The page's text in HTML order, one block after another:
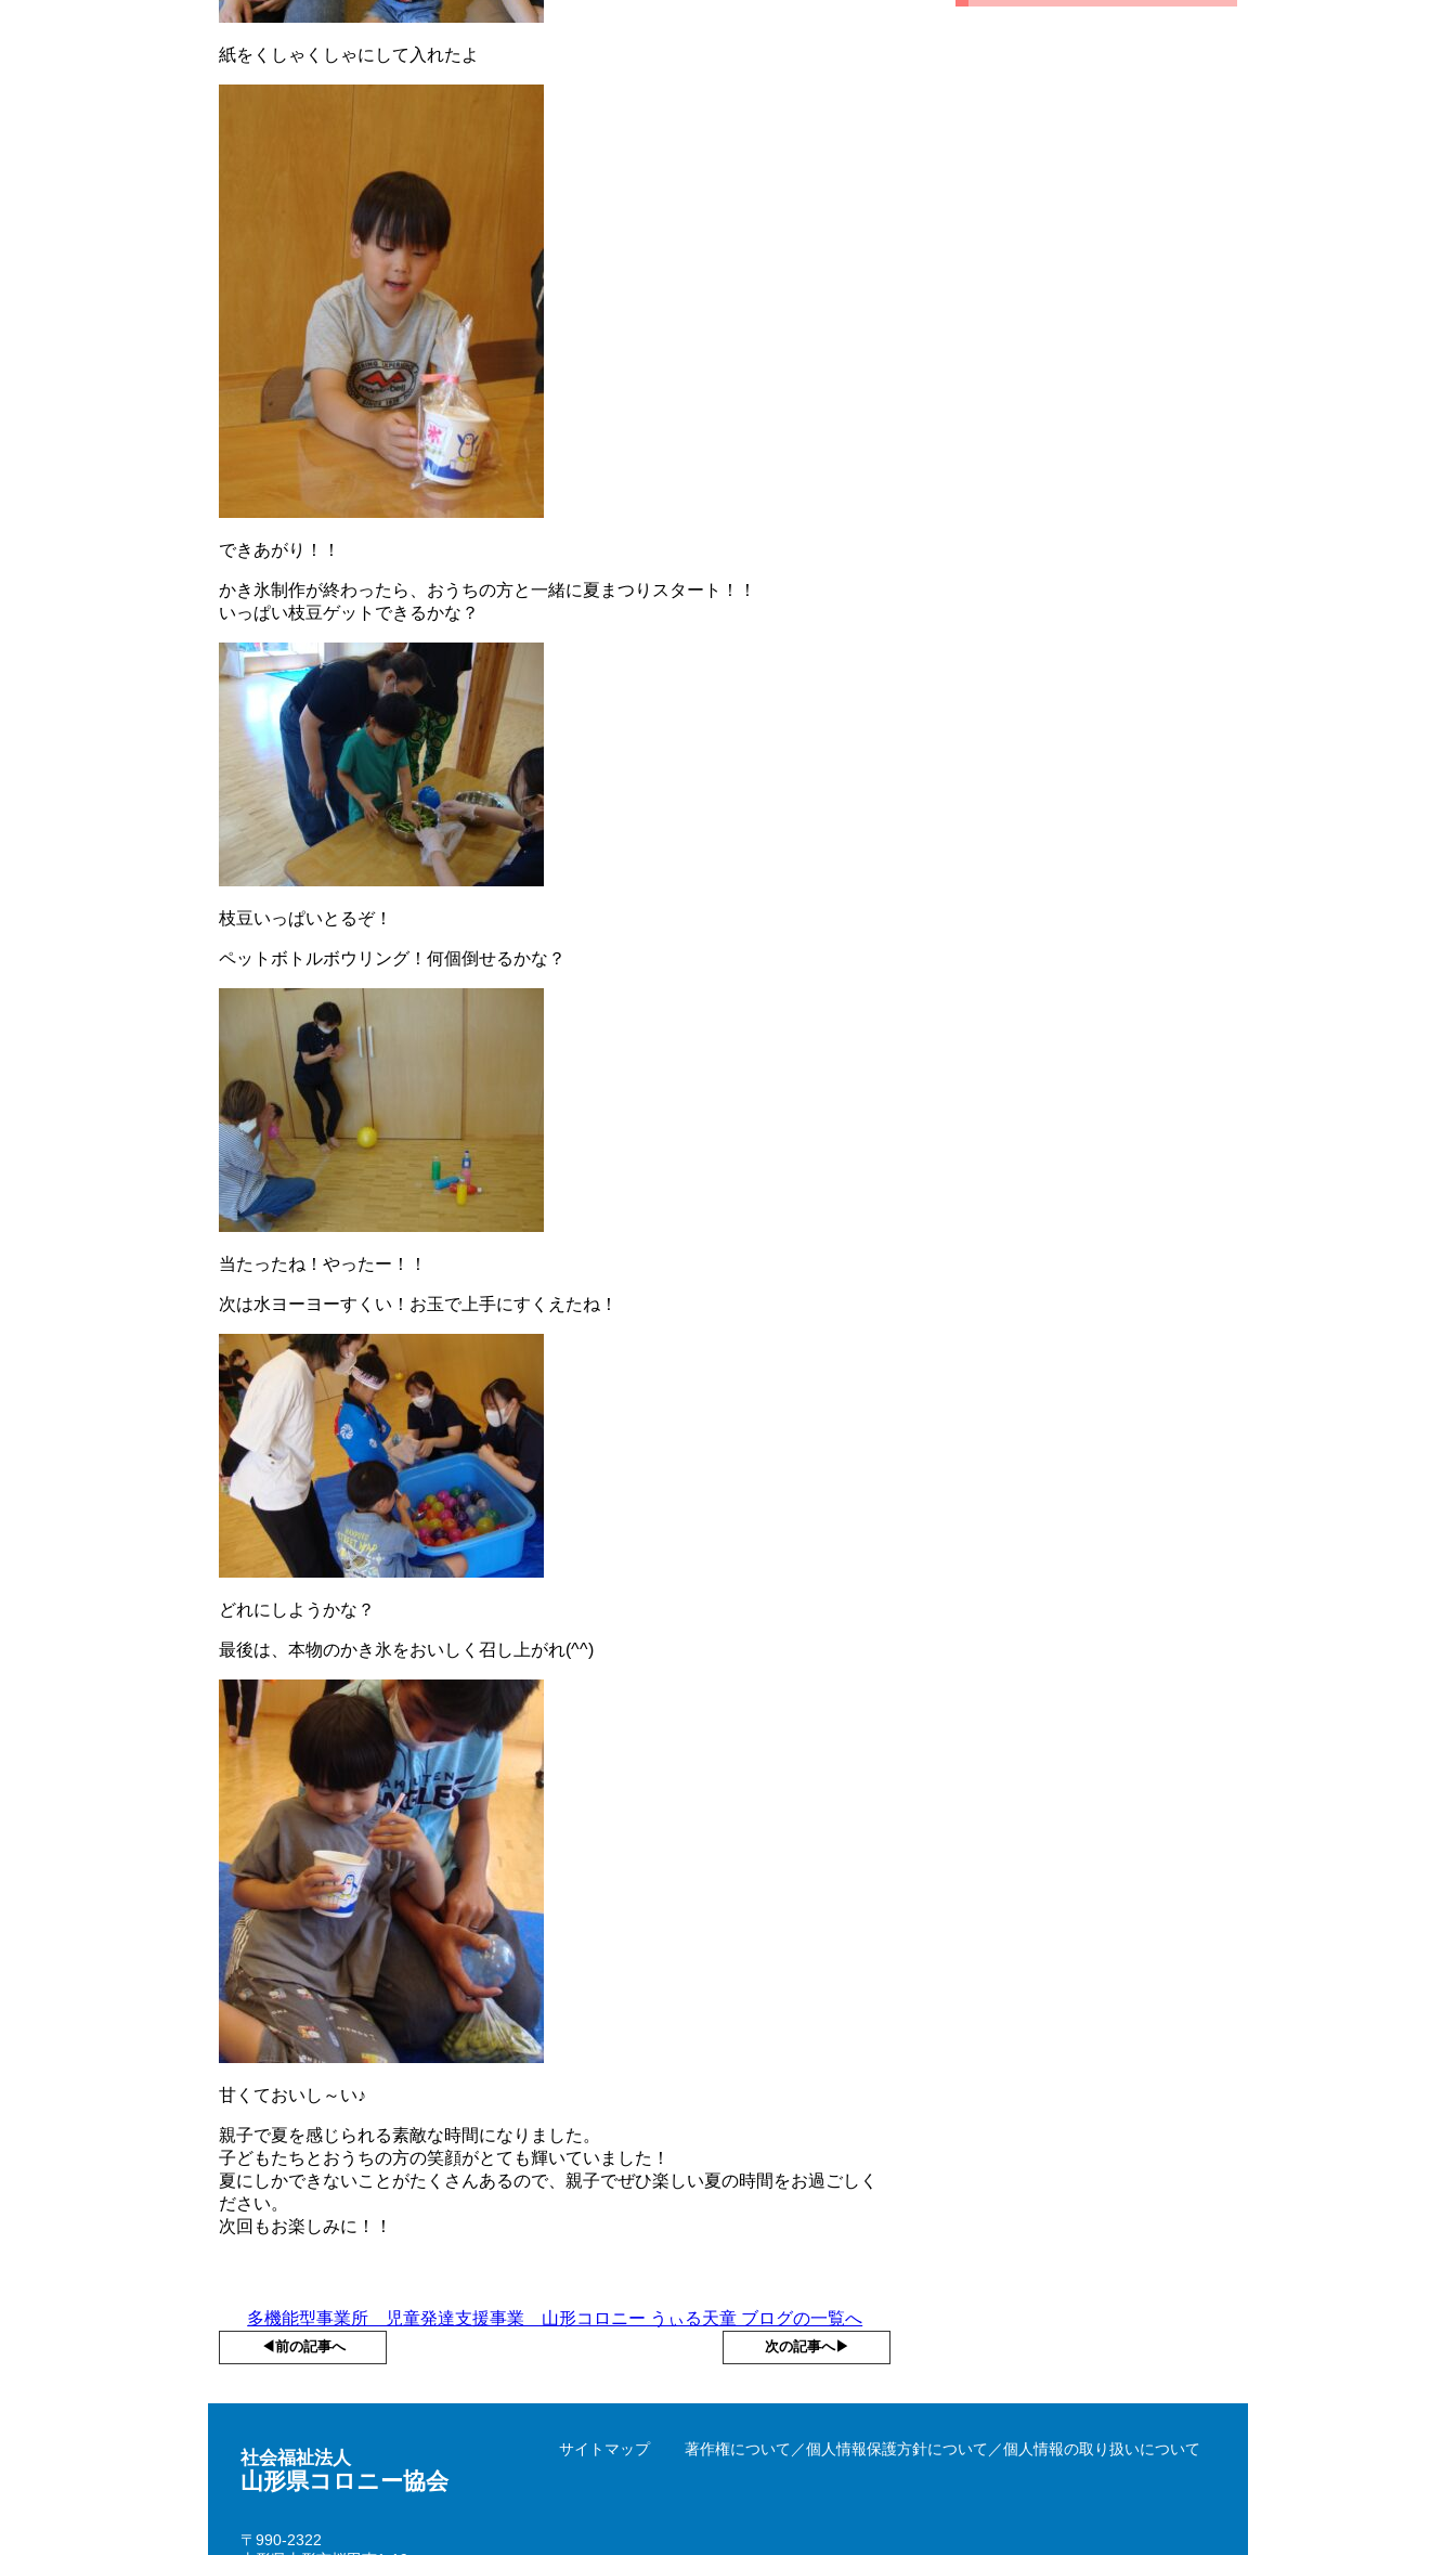
紙をくしゃくしゃにして入れたよ
できあがり！！
かき氷制作が終わったら、おうちの方と一緒に夏まつりスタート！！
いっぱい枝豆ゲットできるかな？
枝豆いっぱいとるぞ！
ペットボトルボウリング！何個倒せるかな？
当たったね！やったー！！
次は水ヨーヨーすくい！お玉で上手にすくえたね！
どれにしようかな？
最後は、本物のかき氷をおいしく召し上がれ(^^)
甘くておいし～い♪
親子で夏を感じられる素敵な時間になりました。
子どもたちとおうちの方の笑顔がとても輝いていました！
夏にしかできないことがたくさんあるので、親子でぜひ楽しい夏の時間をお過ごしく
ださい。
次回もお楽しみに！！
多機能型事業所 児童発達支援事業 山形コロニー うぃる天童 ブログの一覧へ
◀︎前の記事へ 次の記事へ▶︎
社会福祉法人
山形県コロニー協会
〒990-2322
サイトマップ 著作権について／個人情報保護方針について／個人情報の取り扱いについて